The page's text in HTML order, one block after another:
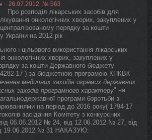
26.07.2012 № 563
Про розподіл лікарських засобів для
лікування онкологічних хворих, закуплених у
централізованому порядку за кошти
на 2012 рік
і цільового використання лікарських
онкологічних хворих, закуплених у
за кошти Державного бюджету
4282-17 ) за бюджетною програмою КПКВК
медичних заходів окремих державних
заходів програмного характеру" на
програми боротьби з
на період до 2016 року( 1794-17
засідання Комітету з конкурсних
06.06.2012 № 24, від 12.06.2012 № 27, від
19.06.2012 № 31 НАКАЗУЮ: